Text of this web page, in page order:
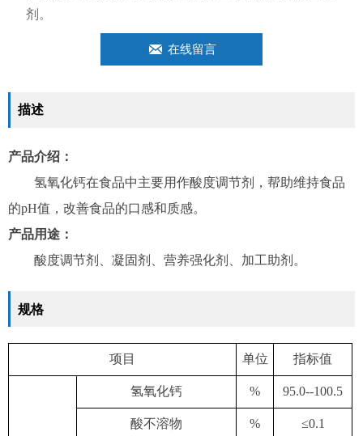
剂。
 在线留言
描述
产品介绍：
氢氧化钙在食品中主要用作酸度调节剂，帮助维持食品
的pH值，改善食品的口感和质感。
产品用途：
酸度调节剂、凝固剂、营养强化剂、加工助剂。
规格
项目 单位 指标值
氢氧化钙 % 95.0--100.5
酸不溶物 % ≤0.1